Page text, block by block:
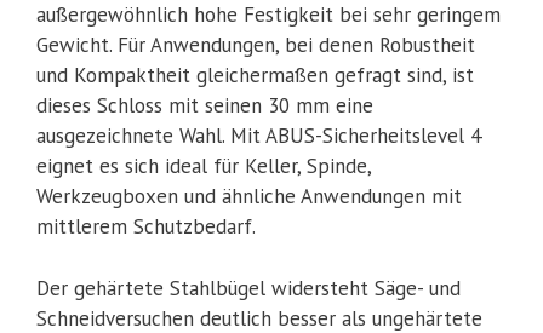
außergewöhnlich hohe Festigkeit bei sehr geringem
Gewicht. Für Anwendungen, bei denen Robustheit
und Kompaktheit gleichermaßen gefragt sind, ist
dieses Schloss mit seinen 30 mm eine
ausgezeichnete Wahl. Mit ABUS-Sicherheitslevel 4
eignet es sich ideal für Keller, Spinde,
Werkzeugboxen und ähnliche Anwendungen mit
mittlerem Schutzbedarf.
Der gehärtete Stahlbügel widersteht Säge- und
Schneidversuchen deutlich besser als ungehärtete